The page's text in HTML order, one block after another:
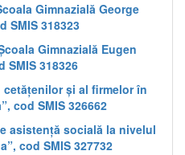
Gimnazială George
SMIS 318323
Gimnazială Eugen
SMIS 318326
și al firmelor în
cod SMIS 326662
asistență socială la nivelul
cod SMIS 327732